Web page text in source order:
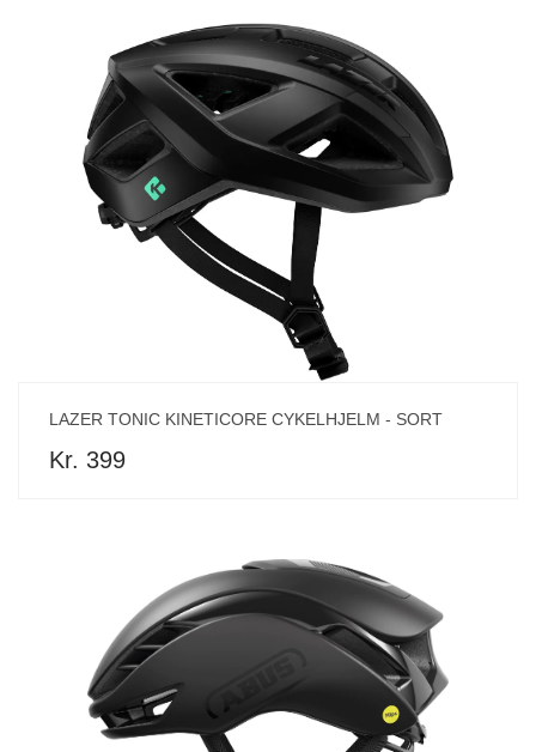
LAZER TONIC KINETICORE CYKELHJELM - SORT
Kr. 399